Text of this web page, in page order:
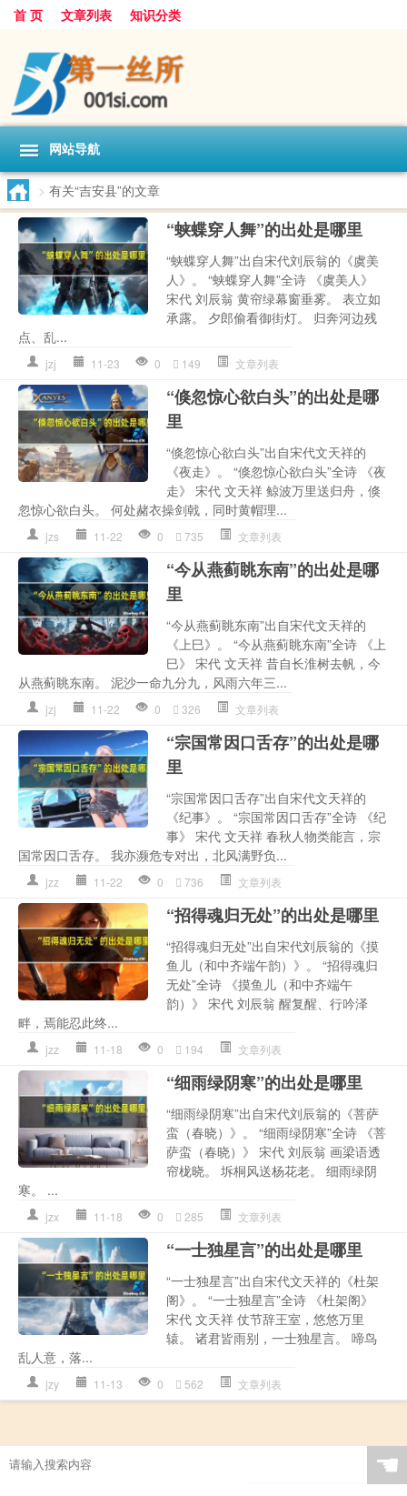
首 页 文章列表 知识分类
网站导航
> 有关“吉安县”的文章
“蛱蝶穿人舞”的出处是哪里
“蛱蝶穿人舞”出自宋代刘辰翁的《虞美
人》。 “蛱蝶穿人舞”全诗 《虞美人》
宋代 刘辰翁 黄帘绿幕窗垂雾。 表立如
承露。 夕郎偷看御街灯。 归奔河边残
点、乱...
jzj 11-23 0 149 文章列表
“倏忽惊心欲白头”的出处是哪
里
“倏忽惊心欲白头”出自宋代文天祥的
《夜走》。 “倏忽惊心欲白头”全诗 《夜
走》 宋代 文天祥 鲸波万里送归舟，倏
忽惊心欲白头。 何处赭衣操剑戟，同时黄帽理...
jzs 11-22 0 735 文章列表
“今从燕蓟眺东南”的出处是哪
里
“今从燕蓟眺东南”出自宋代文天祥的
《上巳》。 “今从燕蓟眺东南”全诗 《上
巳》 宋代 文天祥 昔自长淮树去帆，今
从燕蓟眺东南。 泥沙一命九分九，风雨六年三...
jzj 11-22 0 326 文章列表
“宗国常因口舌存”的出处是哪
里
“宗国常因口舌存”出自宋代文天祥的
《纪事》。 “宗国常因口舌存”全诗 《纪
事》 宋代 文天祥 春秋人物类能言，宗
国常因口舌存。 我亦濒危专对出，北风满野负...
jzz 11-22 0 736 文章列表
“招得魂归无处”的出处是哪里
“招得魂归无处”出自宋代刘辰翁的《摸
鱼儿（和中齐端午韵）》。 “招得魂归
无处”全诗 《摸鱼儿（和中齐端午
韵）》 宋代 刘辰翁 醒复醒、行吟泽
畔，焉能忍此终...
jzz 11-18 0 194 文章列表
“细雨绿阴寒”的出处是哪里
“细雨绿阴寒”出自宋代刘辰翁的《菩萨
蛮（春晓）》。 “细雨绿阴寒”全诗 《菩
萨蛮（春晓）》 宋代 刘辰翁 画梁语透
帘栊晓。 坼桐风送杨花老。 细雨绿阴
寒。 ...
jzx 11-18 0 285 文章列表
“一士独星言”的出处是哪里
“一士独星言”出自宋代文天祥的《杜架
阁》。 “一士独星言”全诗 《杜架阁》
宋代 文天祥 仗节辞王室，悠悠万里
辕。 诸君皆雨别，一士独星言。 啼鸟
乱人意，落...
jzy 11-13 0 562 文章列表
☚